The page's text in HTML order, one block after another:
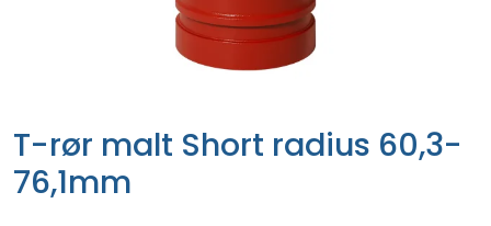
T-rør malt Short radius 60,3-
76,1mm